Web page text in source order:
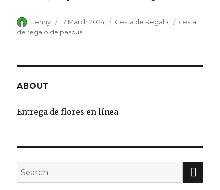
Author
Jenny
Posted
on
17 March 2024 Category
Cesta de Regalo Tags
cesta
de regalo de pascua
ABOUT
Entrega de flores en línea
Search
for: